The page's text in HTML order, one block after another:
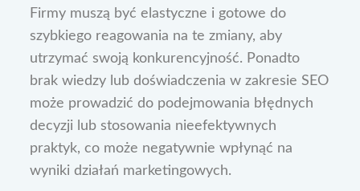
Firmy muszą być elastyczne i gotowe do
szybkiego reagowania na te zmiany, aby
utrzymać swoją konkurencyjność. Ponadto
brak wiedzy lub doświadczenia w zakresie SEO
może prowadzić do podejmowania błędnych
decyzji lub stosowania nieefektywnych
praktyk, co może negatywnie wpłynąć na
wyniki działań marketingowych.